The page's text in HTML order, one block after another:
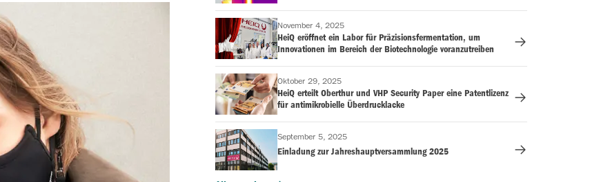
November 4, 2025
HeiQ eröffnet ein Labor für Präzisionsfermentation, um
Innovationen im Bereich der Biotechnologie voranzutreiben
Oktober 29, 2025
HeiQ erteilt Oberthur und VHP Security Paper eine Patentlizenz
für antimikrobielle Überdrucklacke
September 5, 2025
Einladung zur Jahreshauptversammlung 2025